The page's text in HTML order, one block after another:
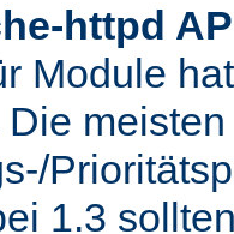
httpd
Module
1.3